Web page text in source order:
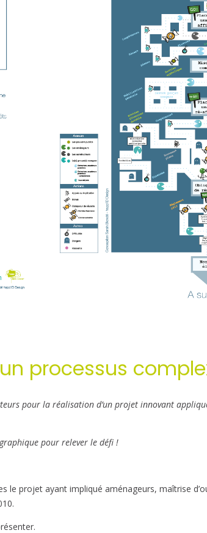
processus
pour la réalisation d’un projet innovant
pour relever le défi !
le projet ayant impliqué aménageurs, maîtrise